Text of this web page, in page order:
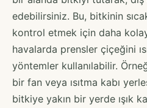
edebilirsiniz. Bu, bitkinin
kontrol etmek için daha
havalarda prensler çiçeğini
yöntemler kullanılabilir.
bir fan veya ısıtma kabı
bitkiye yakın bir yerde ışık